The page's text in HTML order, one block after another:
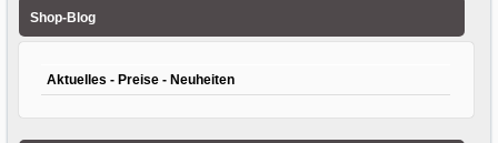
einwellig
Shop-Blog
Aktuelles - Preise - Neuheiten